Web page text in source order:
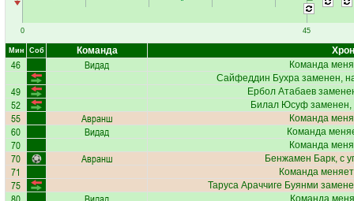
0 45
Мин Соб Команда
46 Видад
Команда
Сайфеддин Бухразаменен,
49 Ербол Атабаев
52 Билал Юсуфзаменен,
55 Авранш Команда
60 Видад Команда
70 Команда
70 Авранш Бенжамен Барк, с
71 Команда
75 Таруса Араччиге Буянми
Команда